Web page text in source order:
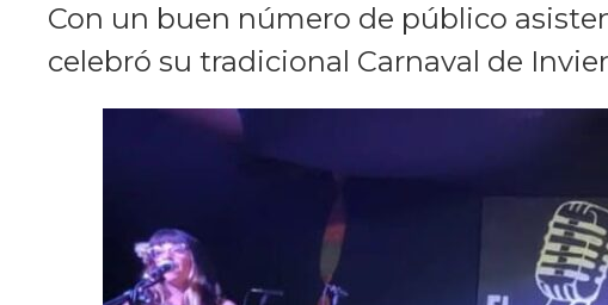
Con un buen número de público
celebró su tradicional Carnaval de